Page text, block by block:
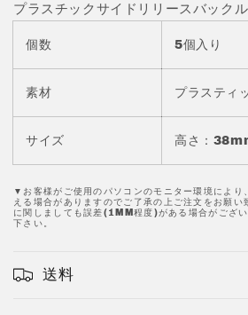
ド
リ
ス
バ
ッ
ク
ル
バ
ッ
ル
ド
バ
ク
ル
バ
プラスチックサイドリリースバック
個数 5個入り
素材 プラスティ
サイズ 高さ：
▼お客様がご使用のパソコンのモニター環境により
える場合がありますのでご了承の上ご注文をお願い
に関しましても誤差(1MM程度)がある場合がござ
下さい。
送料